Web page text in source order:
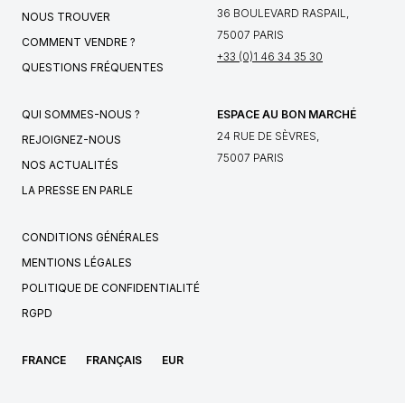
NOUS TROUVER
COMMENT VENDRE ?
QUESTIONS FRÉQUENTES
36 BOULEVARD RASPAIL,
75007 PARIS
+33 (0)1 46 34 35 30
QUI SOMMES-NOUS ?
REJOIGNEZ-NOUS
NOS ACTUALITÉS
LA PRESSE EN PARLE
ESPACE AU BON MARCHÉ
24 RUE DE SÈVRES,
75007 PARIS
CONDITIONS GÉNÉRALES
MENTIONS LÉGALES
POLITIQUE DE CONFIDENTIALITÉ
RGPD
FRANCE FRANÇAIS EUR